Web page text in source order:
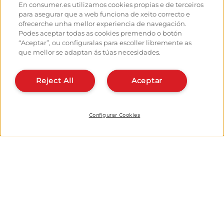
Monumentos
Foro
Fotografías do Camiño de
Santiago
Como saír de Santiago
Calculadora
Historia
Hostaleiros:
Dá de alta o teu Albergue
Coñécenos:
Organiza e planifica o teu
Dáte de alta no planificador
Apps do camiño
En consumer.es utilizamos cookies propias e de terceiros
para asegurar que a web funciona de xeito correcto e
ofrecerche unha mellor experiencia de navegación.
Podes aceptar todas as cookies premendo o botón
“Aceptar”, ou configuralas para escoller libremente as
que mellor se adaptan ás túas necesidades.
Aceptar
Reject All
Configurar Cookies